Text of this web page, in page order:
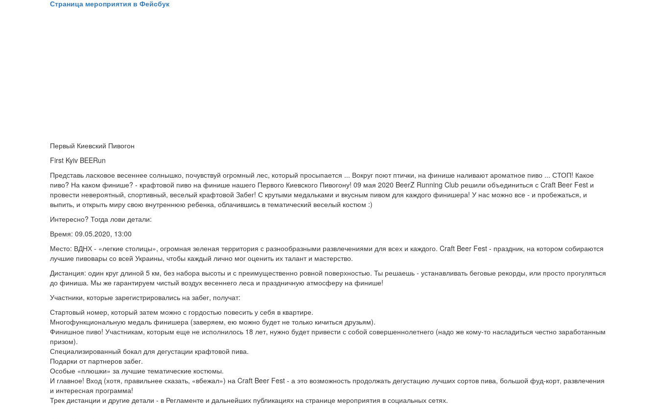
Страница мероприятия в Фейсбук
Первый Киевский Пивогон
First Kyiv BEERun
Представь ласковое весеннее солнышко, почувствуй огромный лес, который просыпается ... Вокруг поют птички, на финише наливают ароматное пиво ... СТОП! Какое
пиво? На каком финише? - крафтовой пиво на финише нашего Первого Киевского Пивогону! 09 мая 2020 BeerZ Running Club решили объединиться с Craft Beer Fest и
провести невероятный, спортивный, веселый крафтовой Забег! С крутыми медальками и вкусным пивом для каждого финишера! У нас можно все - и пробежаться, и
выпить, и открыть миру свою внутреннюю ребенка, облачившись в тематический веселый костюм :)
Интересно? Тогда лови детали:
Время: 09.05.2020, 13:00
Место: ВДНХ - «легкие столицы», огромная зеленая территория с разнообразными развлечениями для всех и каждого. Craft Beer Fest - праздник, на котором собираются
лучшие пивовары со всей Украины, чтобы каждый лично мог оценить их талант и мастерство.
Дистанция: один круг длиной 5 км, без набора высоты и с преимущественно ровной поверхностью. Ты решаешь - устанавливать беговые рекорды, или просто прогуляться
до финиша. Мы же гарантируем чистый воздух весеннего леса и праздничную атмосферу на финише!
Участники, которые зарегистрировались на забег, получат:
Стартовый номер, который затем можно с гордостью повесить у себя в квартире.
Многофункциональную медаль финишера (заверяем, ею можно будет не только кичиться друзьям).
Финишное пиво! Участникам, которым еще не исполнилось 18 лет, нужно будет привести с собой совершеннолетнего (надо же кому-то насладиться честно заработанным
призом).
Специализированный бокал для дегустации крафтовой пива.
Подарки от партнеров забег.
Особые «плюшки» за лучшие тематические костюмы.
И главное! Вход (хотя, правильнее сказать, «вбежал») на Craft Beer Fest - а это возможность продолжать дегустацию лучших сортов пива, большой фуд-корт, развлечения
и интересная программа!
Трек дистанции и другие детали - в Регламенте и дальнейших публикациях на странице мероприятия в социальных сетях.